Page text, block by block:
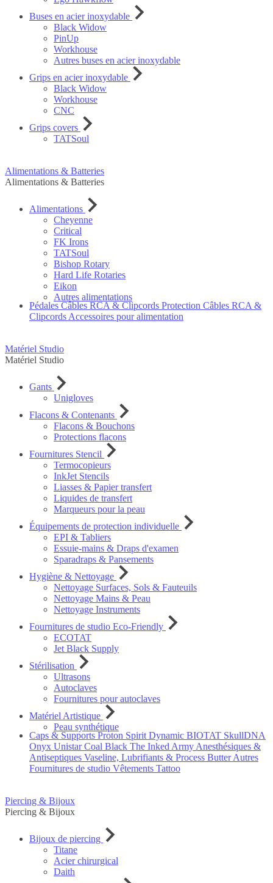
Buses en acier inoxydable
Black Widow
PinUp
Workhouse
Autres buses en acier inoxydable
Grips en acier inoxydable
Black Widow
Workhouse
CNC
Grips covers
TATSoul
Alimentations & Batteries
Alimentations & Batteries
Alimentations
Cheyenne
Critical
FK Irons
TATSoul
Bishop Rotary
Hard Life Rotaries
Eikon
Autres alimentations
Pédales Câbles RCA & Clipcords Protection Câbles RCA &
Clipcords Accessoires pour alimentation
Matériel Studio
Matériel Studio
Gants
Unigloves
Flacons & Contenants
Flacons & Bouchons
Protections flacons
Fournitures Stencil
Termocopieurs
InkJet Stencils
Liasses & Papier transfert
Liquides de transfert
Marqueurs pour la peau
Équipements de protection individuelle
EPI & Tabliers
Essuie-mains & Draps d'examen
Sparadraps & Pansements
Hygiène & Nettoyage
Nettoyage Surfaces, Sols & Fauteuils
Nettoyage Mains & Peau
Nettoyage Instruments
Fournitures de studio Eco-Friendly
ECOTAT
Jet Black Supply
Stérilisation
Ultrasons
Autoclaves
Fournitures pour autoclaves
Matériel Artistique
Peau synthétique
Caps & Supports Proton Spirit Dynamic BIOTAT SkullDNA
Onyx UnistarCoal Black The Inked Army Anesthésiques &
Antiseptiques Vaseline, Lubrifiants & Process ButterAutres
Fournitures de studio Vêtements Tattoo
Piercing & Bijoux
Piercing & Bijoux
Bijoux de piercing
Titane
Acier chirurgical
Daith